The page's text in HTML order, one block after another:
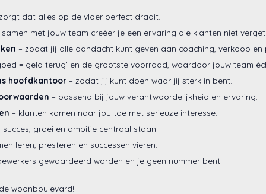
dat alles op de vloer perfect draait.
samen met jouw team creëer je een ervaring die klanten niet
– zodat jij alle aandacht kunt geven aan coaching, verkoop en
= geld terug’ en de grootste voorraad, waardoor jouw team
hoofdkantoor – zodat jij kunt doen waar jij sterk in bent.
– passend bij jouw verantwoordelijkheid en ervaring.
– klanten komen naar jou toe met serieuze interesse.
succes, groei en ambitie centraal staan.
leren, presteren en successen vieren.
gewaardeerd worden en je geen nummer bent.
woonboulevard!